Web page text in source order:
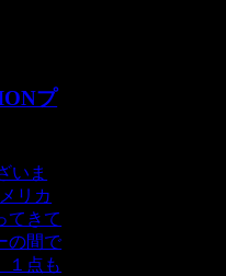
プ
いま
リカ
てきて
の間で
１点も